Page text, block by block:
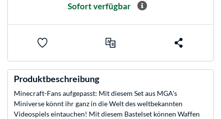
Sofort verfügbar
Produktbeschreibung
Minecraft-Fans aufgepasst: Mit diesem Set aus MGA's
Miniverse könnt ihr ganz in die Welt des weltbekannten
Videospiels eintauchen! Mit diesem Bastelset können Waffen